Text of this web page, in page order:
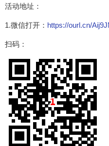
活动地址：
1.微信打开： https://ourl.cn/
扫码：